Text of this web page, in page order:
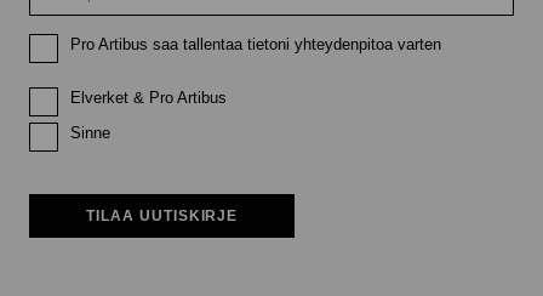
Pro Artibus saa tallentaa tietoni yhteydenpitoa varten
Elverket & Pro Artibus
Sinne
TILAA UUTISKIRJE